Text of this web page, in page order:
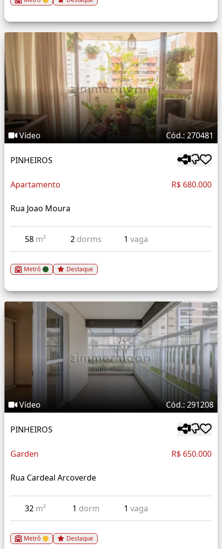
Vídeo Cód.: 270481
PINHEIROS
Apartamento R$ 680.000
Rua Joao Moura
58 m² 2 dorms 1vaga
Metrô Destaque
Vídeo Cód.: 291208
PINHEIROS
Garden R$ 650.000
Rua Cardeal Arcoverde
32 m² 1 dorm 1vaga
Metrô Destaque